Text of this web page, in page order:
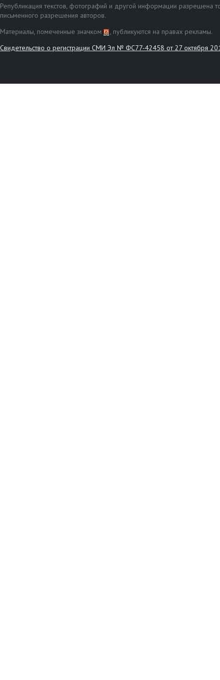
Републикация текстов, фотографий и другой информации разрешена
письменного разрешения авторов.
Материалы, помеченные значком
, публикуются на правах рекламы.
Свидетельство о регистрации СМИ Эл № ФС77-42458 от 27 октября